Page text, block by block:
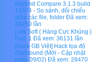
Beyond Compare 3.1.3 build
10374 - So sánh, đối chiếu
giữa các file, folder Đã xem:
38250 lần
Link Soft ( Hàng Cực Khủng )
Part .1 Đã xem: 36131 lần
[Hack GB Việt] Hack tọa độ
Gunbound (Mới - Cập nhật
ngày 09/02) Đã xem: 28470